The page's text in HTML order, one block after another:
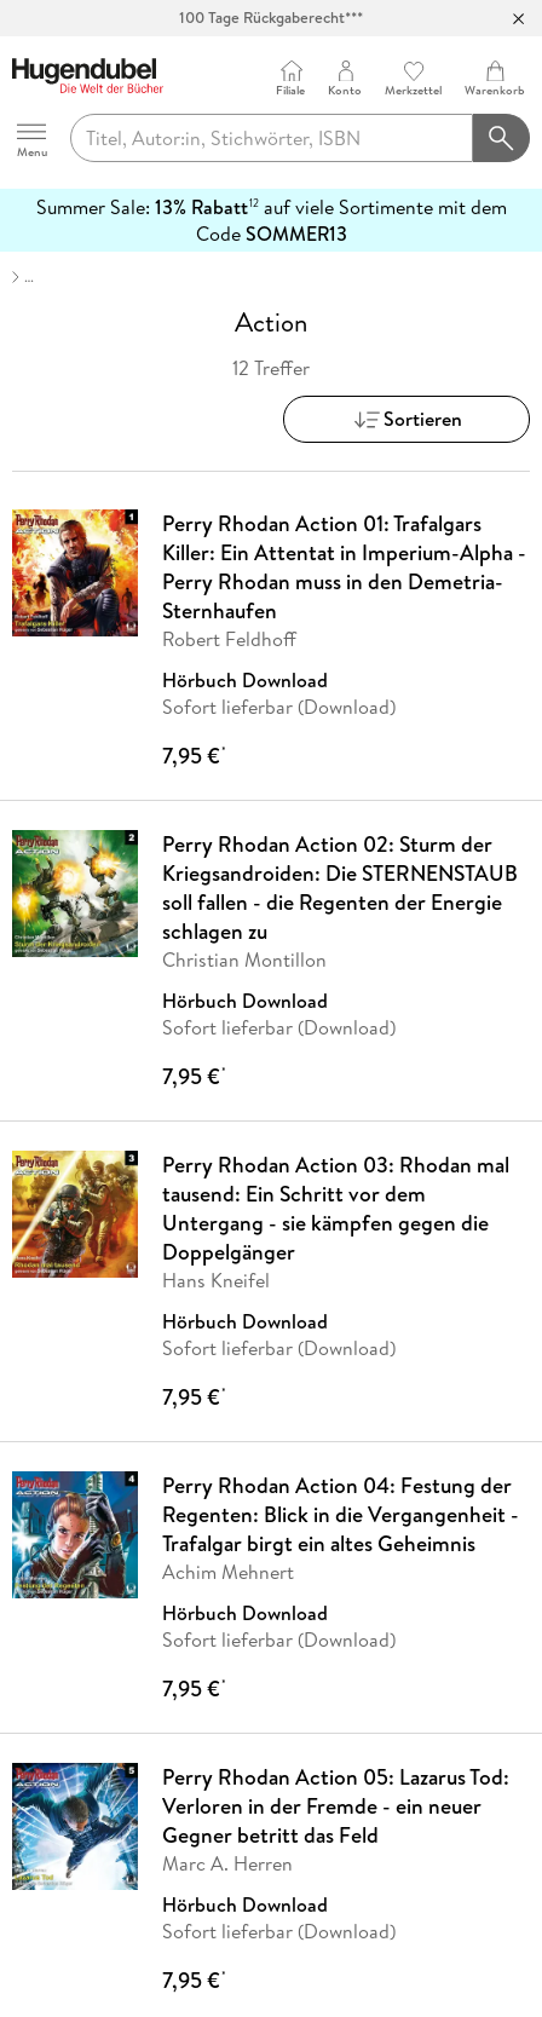
100 Tage Rückgaberecht***
Hugendubel
Menu
Filiale Konto Merkzettel Warenkorb
Summer Sale: 13% Rabatt12auf viele Sortimente mit dem
CodeSOMMER13
erfahren
…
Action
12 Treffer
Sortieren
Perry Rhodan Action 01: Trafalgars
Killer: Ein Attentat in Imperium-Alpha -
Perry Rhodan muss in den Demetria-
Sternhaufen
Robert Feldhoff
Hörbuch Download
Sofort lieferbar (Download)
7,95 €*
Perry Rhodan Action 02: Sturm der
Kriegsandroiden: Die STERNENSTAUB
soll fallen - die Regenten der Energie
schlagen zu
Christian Montillon
Hörbuch Download
Sofort lieferbar (Download)
7,95 €*
Perry Rhodan Action 03: Rhodan mal
tausend: Ein Schritt vor dem
Untergang - sie kämpfen gegen die
Doppelgänger
Hans Kneifel
Hörbuch Download
Sofort lieferbar (Download)
7,95 €*
Perry Rhodan Action 04: Festung der
Regenten: Blick in die Vergangenheit -
Trafalgar birgt ein altes Geheimnis
Achim Mehnert
Hörbuch Download
Sofort lieferbar (Download)
7,95 €*
Perry Rhodan Action 05: Lazarus Tod:
Verloren in der Fremde - ein neuer
Gegner betritt das Feld
Marc A. Herren
Hörbuch Download
Sofort lieferbar (Download)
7,95 €*